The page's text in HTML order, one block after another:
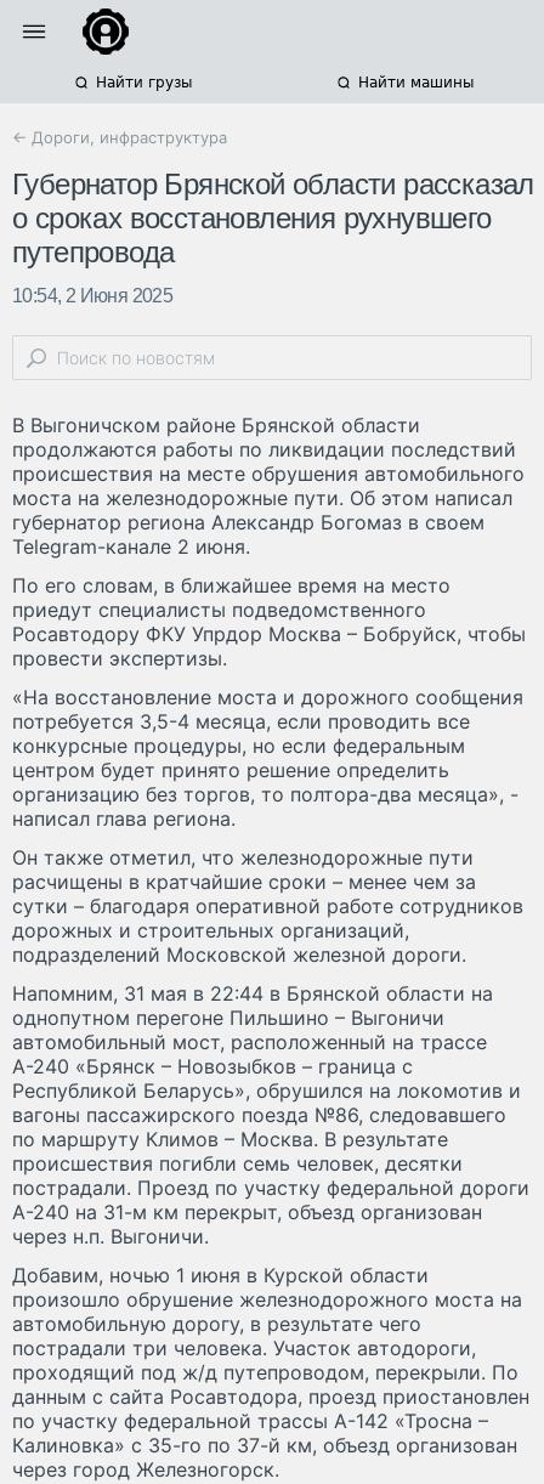
Найти грузы Найти машины
← Дороги, инфраструктура
Губернатор Брянской области рассказал
о сроках восстановления рухнувшего
путепровода
10:54, 2 Июня 2025
В Выгоничском районе Брянской области
продолжаются работы по ликвидации последствий
происшествия на месте обрушения автомобильного
моста на железнодорожные пути. Об этом написал
губернатор региона Александр Богомаз в своем
Telegram-канале 2 июня.
По его словам, в ближайшее время на место
приедут специалисты подведомственного
Росавтодору ФКУ Упрдор Москва – Бобруйск, чтобы
провести экспертизы.
«На восстановление моста и дорожного сообщения
потребуется 3,5-4 месяца, если проводить все
конкурсные процедуры, но если федеральным
центром будет принято решение определить
организацию без торгов, то полтора-два месяца», -
написал глава региона.
Он также отметил, что железнодорожные пути
расчищены в кратчайшие сроки – менее чем за
сутки – благодаря оперативной работе сотрудников
дорожных и строительных организаций,
подразделений Московской железной дороги.
Напомним, 31 мая в 22:44 в Брянской области на
однопутном перегоне Пильшино – Выгоничи
автомобильный мост, расположенный на трассе
А-240 «Брянск – Новозыбков – граница с
Республикой Беларусь», обрушился на локомотив и
вагоны пассажирского поезда №86, следовавшего
по маршруту Климов – Москва. В результате
происшествия погибли семь человек, десятки
пострадали. Проезд по участку федеральной дороги
А-240 на 31-м км перекрыт, объезд организован
через н.п. Выгоничи.
Добавим, ночью 1 июня в Курской области
произошло обрушение железнодорожного моста на
автомобильную дорогу, в результате чего
пострадали три человека. Участок автодороги,
проходящий под ж/д путепроводом, перекрыли. По
данным с сайта Росавтодора, проезд приостановлен
по участку федеральной трассы А-142 «Тросна –
Калиновка» с 35-го по 37-й км, объезд организован
через город Железногорск.